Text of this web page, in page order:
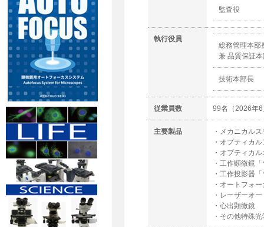
監査役
執行役員
総務管理本部
兼 品質保証
技術本部長
従業員数 99名（2026年
主要製品
・メカニカル
・オプティカ
・オプティカ
・工作顕微鏡
・工作投影器
・オートフォ
・レーザーオ
・心出顕微鏡
・その他特殊